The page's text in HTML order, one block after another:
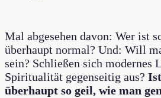
Mal abgesehen davon: Wer ist
überhaupt normal? Und: Will
sein? Schließen sich modernes
Spiritualität gegenseitig aus?
überhaupt so geil, wie man